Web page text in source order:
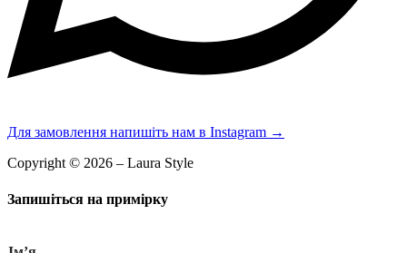
Для замовлення напишіть нам в Instagram →
Copyright © 2026 – Laura Style
Запишіться на примірку